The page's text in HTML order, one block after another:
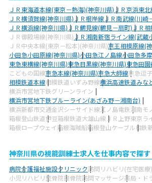
ＪＲ東海道本線(東京－熱海)(神奈川県)ＪＲ京浜東
ＪＲ横須賀線(神奈川県)ＪＲ根岸線ＪＲ南武線(川崎
ＪＲ横浜線(神奈川県)ＪＲ鶴見線(鶴見－扇町)ＪＲ
ＪＲ御殿場線(神奈川県)ＪＲ湘南新宿ライン線(武蔵
ＪＲ中央本線(東京－松本)(神奈川県)京王相模原線(
小田急小田原線(神奈川県)小田急江ノ島線小田急多
東急東横線(神奈川県)東急目黒線(神奈川県)東急田
こどもの国線京急本線(神奈川県)京急大師線京急逗
相模鉄道本線相模鉄道いずみ野線横浜高速鉄道みな
横浜市営地下鉄グリーンライン
横浜市営地下鉄ブルーライン(あざみ野－湘南台)
横浜新都市交通金沢シーサイド線江ノ島電鉄湘南モ
箱根登山鉄道伊豆箱根鉄道大雄山線 ＪＲ上野東京ラ
箱根ロープウェイ箱根海賊船箱根登山ケーブル相鉄
神奈川県の視能訓練士求人を仕事内容で探す
病院介護福祉施設クリニック訪問リハビリ(在宅医療)
小児リハビリ整骨院接骨院訪問マッサージ薬局・ド